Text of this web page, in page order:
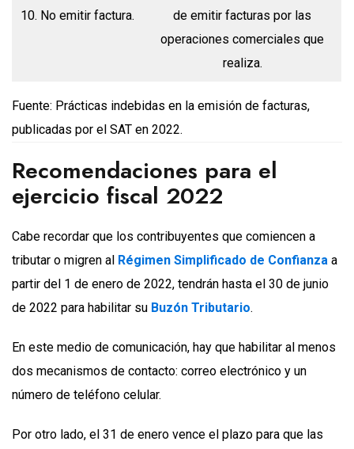
10. No emitir factura.
de emitir facturas por las
operaciones comerciales que
realiza.
Fuente: Prácticas indebidas en la emisión de facturas,
publicadas por el SAT en 2022.
Recomendaciones para el
ejercicio fiscal 2022
Cabe recordar que los contribuyentes que comiencen a
tributar o migren al Régimen Simplificado de Confianza a
partir del 1 de enero de 2022, tendrán hasta el 30 de junio
de 2022 para habilitar su Buzón Tributario.
En este medio de comunicación, hay que habilitar al menos
dos mecanismos de contacto: correo electrónico y un
número de teléfono celular.
Por otro lado, el 31 de enero vence el plazo para que las